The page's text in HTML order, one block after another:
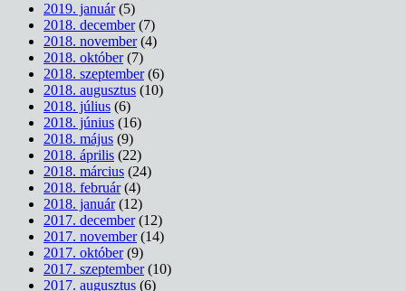
2019. január(5)
2018. december(7)
2018. november(4)
2018. október(7)
2018. szeptember(6)
2018. augusztus (10)
2018. július (6)
2018. június (16)
2018. május (9)
2018. április (22)
2018. március (24)
2018. február(4)
2018. január(12)
2017. december(12)
2017. november(14)
2017. október(9)
2017. szeptember(10)
2017. augusztus (6)